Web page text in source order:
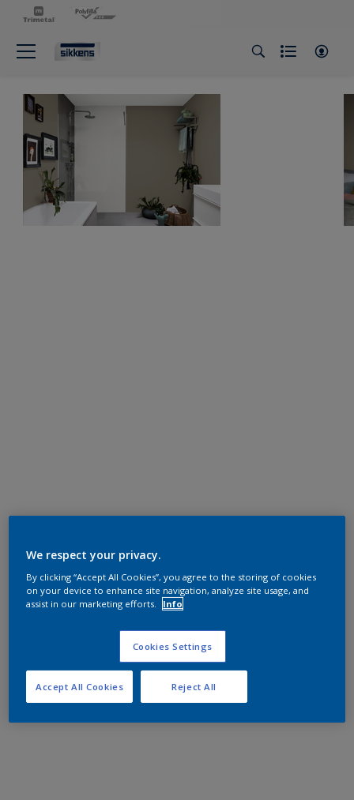
We respect your privacy.
By clicking “Accept All Cookies”, you agree to the storing of cookies
on your device to enhance site navigation, analyze site usage, and
assist in our marketing efforts.
Info
Cookies Settings
Reject All
Accept All Cookies